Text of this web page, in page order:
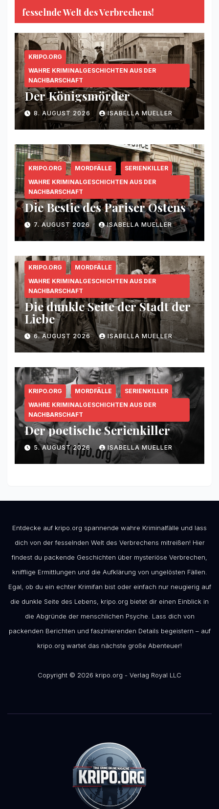
fesselnde Welt des Verbrechens!
KRIPO.ORG
WAHRE KRIMINALGESCHICHTEN AUS DER
NACHBARSCHAFT
Der Königsmörder
8. AUGUST 2026 ISABELLA MUELLER
KRIPO.ORG MORDFÄLLE
SERIENKILLER
WAHRE KRIMINALGESCHICHTEN AUS DER
NACHBARSCHAFT
Die Bestie des Pariser Ostens
7. AUGUST 2026 ISABELLA MUELLER
KRIPO.ORG
MORDFÄLLE
WAHRE KRIMINALGESCHICHTEN AUS DER
NACHBARSCHAFT
Die dunkle Seite der Stadt der
Liebe
6. AUGUST 2026 ISABELLA MUELLER
KRIPO.ORG MORDFÄLLE
SERIENKILLER
WAHRE KRIMINALGESCHICHTEN AUS DER
NACHBARSCHAFT
Der poetische Serienkiller
5. AUGUST 2026 ISABELLA MUELLER
Entdecke auf kripo.org spannende wahre Kriminalfälle und lass
dich von der fesselnden Welt des Verbrechens mitreißen! Hier
findest du packende Geschichten über mysteriöse Verbrechen,
knifflige Ermittlungen und die Aufklärung von ungelösten Fällen.
Egal, ob du ein echter Krimifan bist oder einfach nur neugierig auf
die dunkle Seite des Lebens, kripo.org bietet dir einen Einblick in
die Abgründe der menschlichen Psyche. Lass dich von
packenden Berichten und faszinierenden Details begeistern – auf
kripo.org wartet das nächste große Abenteuer!
Copyright © 2026 kripo.org - Verlag Royal LLC